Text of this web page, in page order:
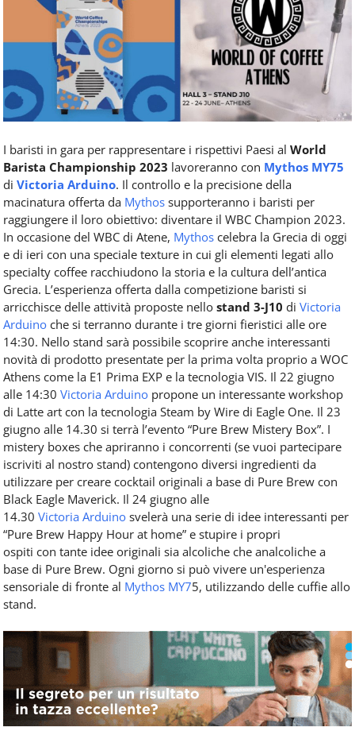
novità
comparto
Horeca.
I baristi in gara per rappresentare i rispettivi Paesi al World
Barista Championship 2023 lavoreranno con Mythos MY75
di Victoria Arduino. Il controllo e la precisione della
macinatura offerta da Mythos supporteranno i baristi per
raggiungere il loro obiettivo: diventare il WBC Champion 2023.
In occasione del WBC di Atene, Mythos celebra la Grecia di oggi
e di ieri con una speciale texture in cui gli elementi legati allo
specialty coffee racchiudono la storia e la cultura dell’antica
Grecia. L’esperienza offerta dalla competizione baristi si
arricchisce delle attività proposte nello stand 3-J10 di Victoria
Arduino che si terranno durante i tre giorni fieristici alle ore
14:30. Nello stand sarà possibile scoprire anche interessanti
novità di prodotto presentate per la prima volta proprio a WOC
Athens come la E1 Prima EXP e la tecnologia VIS. Il 22 giugno
alle 14:30 Victoria Arduino propone un interessante workshop
di Latte art con la tecnologia Steam by Wire di Eagle One. Il 23
giugno alle 14.30 si terrà l’evento “Pure Brew Mistery Box”. I
mistery boxes che apriranno i concorrenti (se vuoi partecipare
iscriviti al nostro stand) contengono diversi ingredienti da
utilizzare per creare cocktail originali a base di Pure Brew con
Black Eagle Maverick. Il 24 giugno alle
14.30 Victoria Arduino svelerà una serie di idee interessanti per
“Pure Brew Happy Hour at home” e stupire i propri
ospiti con tante idee originali sia alcoliche che analcoliche a
base di Pure Brew. Ogni giorno si può vivere un'esperienza
sensoriale di fronte al Mythos MY75, utilizzando delle cuffie allo
stand.